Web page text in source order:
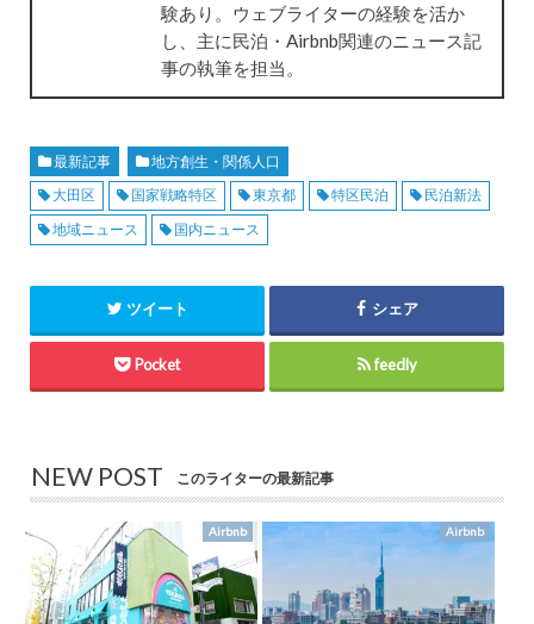
験あり。ウェブライターの経験を活か
し、主に民泊・Airbnb関連のニュース記
事の執筆を担当。
最新記事
地方創生・関係人口
大田区
国家戦略特区 東京都 特区民泊
民泊新法
地域ニュース
国内ニュース
ツイート シェア
Pocket feedly
NEW POST このライターの最新記事
Airbnb Airbnb